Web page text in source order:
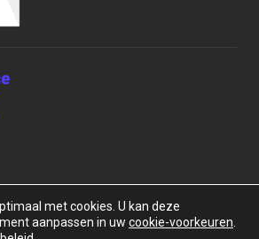
BOXrentals bv. Alle rechten
met cookies. U kan deze
aanpassen in uw cookie-voorkeuren